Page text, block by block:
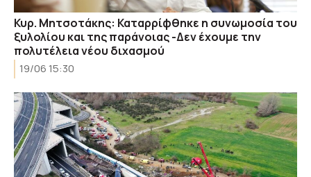
Κυρ. Μητσοτάκης: Καταρρίφθηκε η συνωμοσία του
ξυλολίου και της παράνοιας -Δεν έχουμε την
πολυτέλεια νέου διχασμού
19/06 15:30